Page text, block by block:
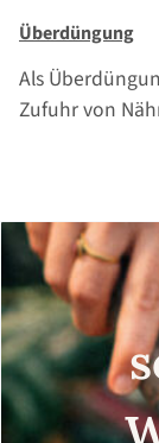
Überdüngung
Als
Zufuhr von